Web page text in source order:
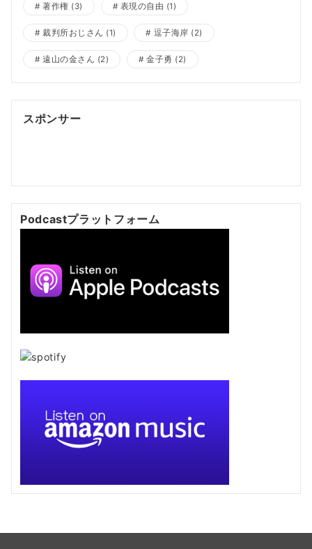
著作権 (3) 表現の自由 (1)
裁判所おじさん (1) 逗子海岸 (2)
遠山の金さん (2) 金子勇 (2)
スポンサー
Podcastプラットフォーム